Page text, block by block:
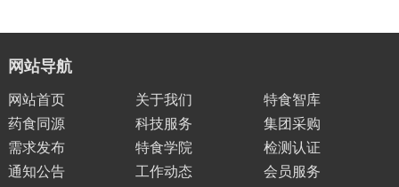
网站导航
网站首页 关于我们
特食智库
药食同源
科技服务
集团采购
需求发布
特食学院
检测认证
通知公告
工作动态
会员服务